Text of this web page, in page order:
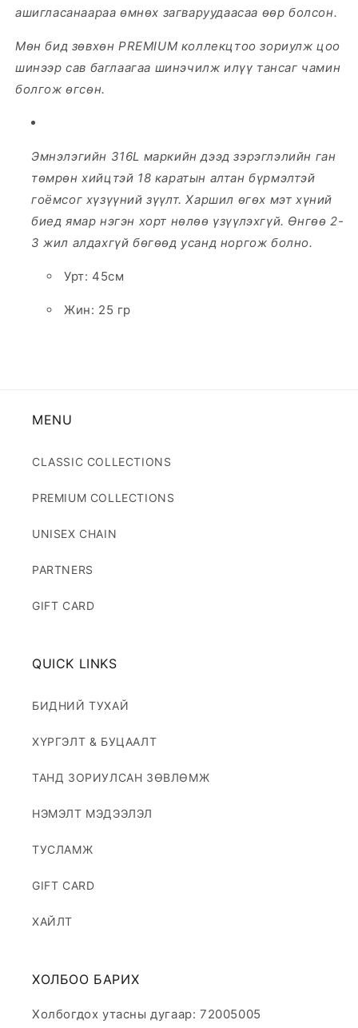
ашигласанаараа өмнөх загваруудаасаа өөр болсон.
Мөн бид зөвхөн PREMIUM коллекцтоо зориулж цоо
шинээр сав баглаагаа шинэчилж илүү тансаг чамин
болгож өгсөн.
Эмнэлэгийн 316L маркийн дээд зэрэглэлийн ган
төмрөн хийцтэй 18 каратын алтан бүрмэлтэй
гоёмсог хүзүүний зүүлт. Харшил өгөх мэт хүний
биед ямар нэгэн хорт нөлөө үзүүлэхгүй. Өнгөө 2-
3 жил алдахгүй бөгөөд усанд норгож болно.
Урт: 45см
Жин: 25 гр
MENU
CLASSIC COLLECTIONS
PREMIUM COLLECTIONS
UNISEX CHAIN
PARTNERS
GIFT CARD
QUICK LINKS
БИДНИЙ ТУХАЙ
ХҮРГЭЛТ & БУЦААЛТ
ТАНД ЗОРИУЛСАН ЗӨВЛӨМЖ
НЭМЭЛТ МЭДЭЭЛЭЛ
ТУСЛАМЖ
GIFT CARD
ХАЙЛТ
ХОЛБОО БАРИХ
Холбогдох утасны дугаар: 72005005